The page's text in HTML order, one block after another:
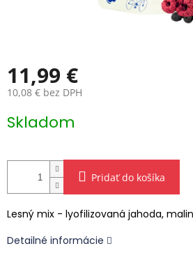
11,99 €
10,08 € bez DPH
cena:
Skladom
Pridať do košíka
Lesný mix - lyofilizovaná jahoda,
Detailné informácie